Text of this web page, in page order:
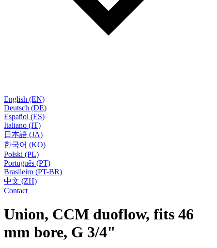
English (EN)
Deutsch (DE)
Español (ES)
Italiano (IT)
日本語 (JA)
한국어 (KO)
Polski (PL)
Português (PT)
Brasileiro (PT-BR)
中文 (ZH)
Contact
Union, CCM duoflow, fits 46
mm bore, G 3/4"